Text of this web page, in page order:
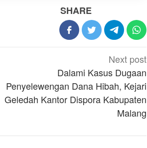
SHARE
Next post
Dalami Kasus Dugaan
Penyelewengan Dana Hibah, Kejari
Geledah Kantor Dispora Kabupaten
Malang